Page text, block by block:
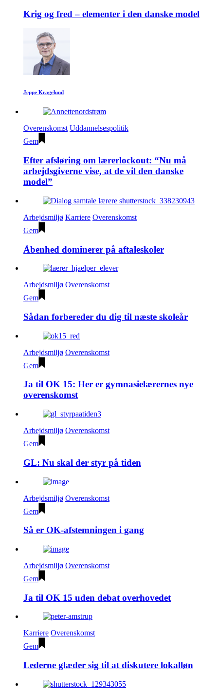
Krig og fred – elementer i den danske model
Jeppe Kragelund
Overenskomst Uddannelsespolitik
Gem
Efter afsløring om lærerlockout: “Nu må
arbejdsgiverne vise, at de vil den danske
model”
Arbejdsmiljø Karriere Overenskomst
Gem
Åbenhed dominerer på aftaleskoler
Arbejdsmiljø Overenskomst
Gem
Sådan forbereder du dig til næste skoleår
Arbejdsmiljø Overenskomst
Gem
Ja til OK 15: Her er gymnasielærernes nye
overenskomst
Arbejdsmiljø Overenskomst
Gem
GL: Nu skal der styr på tiden
Arbejdsmiljø Overenskomst
Gem
Så er OK-afstemningen i gang
Arbejdsmiljø Overenskomst
Gem
Ja til OK 15 uden debat overhovedet
Karriere Overenskomst
Gem
Lederne glæder sig til at diskutere lokalløn